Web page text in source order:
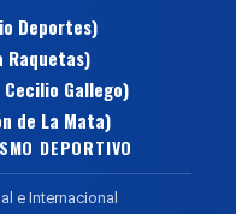
Deportes)
Raquetas)
Gallego)
de La Mata)
DEPORTIVO
e Internacional